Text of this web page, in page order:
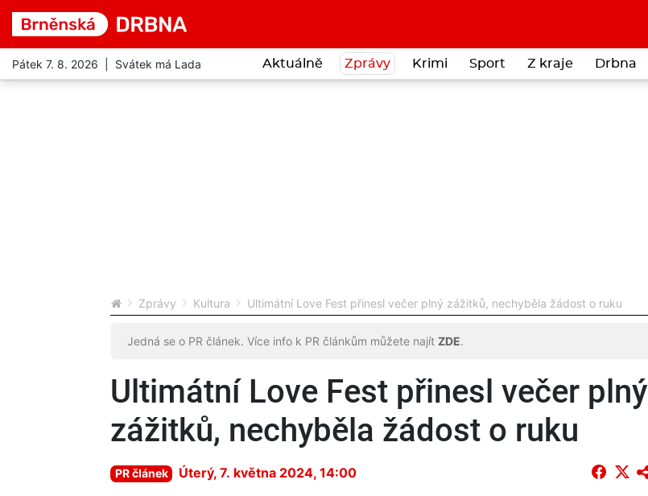
Pátek 7. 8. 2026 | Svátek má Lada Aktuálně Zprávy Krimi Sport Z kraje Drbna
Zprávy Kultura Ultimátní Love Fest přinesl večer plný zážitků, nechyběla žádost o ruku
Jedná se o PR článek. Více info k PR článkům můžete najít ZDE.
Ultimátní Love Fest přinesl večer plný
zážitků, nechyběla žádost o ruku
PR článek Úterý, 7. května 2024, 14:00